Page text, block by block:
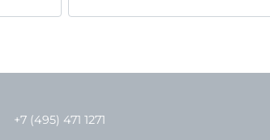
+7 (495) 471 1271